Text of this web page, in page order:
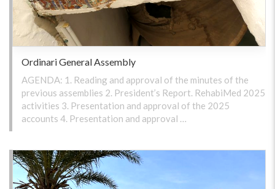
Ordinari General Assembly
AGENDA: 1. Reading and approval of the minutes of the
previous assemblies 2. President’s Report. RehabiMed 2025
activities 3. Presentation and approval of the 2025
accounts 4. Presentation and approval …